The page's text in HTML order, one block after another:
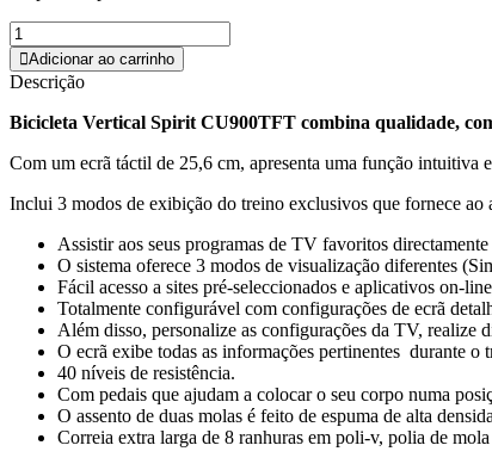
Adicionar ao carrinho
Descrição
Bicicleta Vertical Spirit CU900TFT combina qualidade,
Com um ecrã táctil de 25,6 cm, apresenta uma função intuitiva
Inclui 3 modos de exibição do treino exclusivos que fornece ao
Assistir aos seus programas de TV favoritos
O sistema oferece 3 modos de visualização diferentes
Fácil acesso a sites pré-seleccionados e aplicativos on-
Totalmente configurável com configurações de ecrã
Além disso, personalize as configurações da TV, realize
O ecrã exibe todas as informações pertinentes durante
40 níveis de resistência.
Com pedais que ajudam a colocar o seu corpo numa
O assento de duas molas é feito de espuma de alta
Correia extra larga de 8 ranhuras em poli-v, polia de